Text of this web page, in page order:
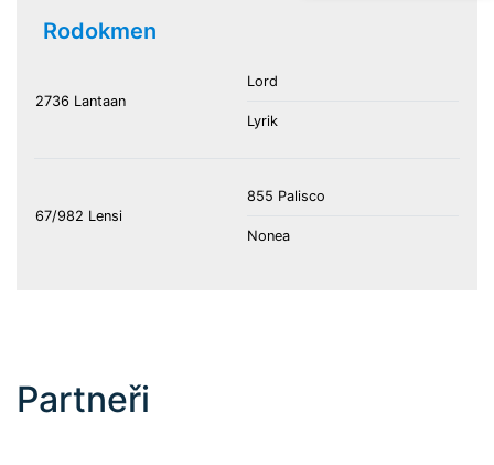
Rodokmen
2736 Lantaan
Lord
Lyrik
67/982 Lensi
855 Palisco
Nonea
Partneři